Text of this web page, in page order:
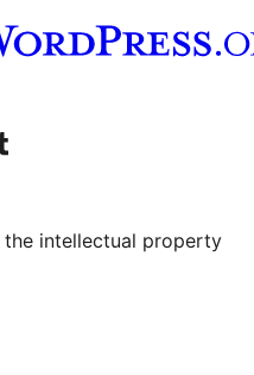
channel
our Tumblr account
the intellectual property